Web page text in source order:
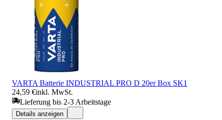
VARTA Batterie INDUSTRIAL PRO D 20er Box SK1
24,59 €inkl. MwSt.
Lieferung bis 2-3 Arbeitstage
Details anzeigen